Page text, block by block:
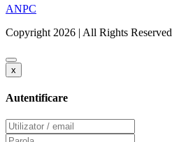
ANPC
Copyright 2026 | All Rights Reserved
x
Autentificare